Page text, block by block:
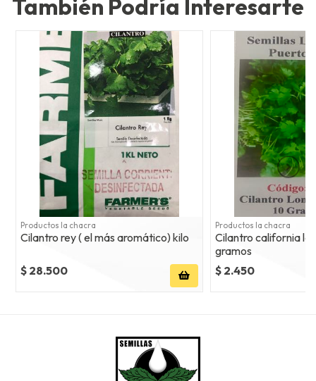
También Podría Interesarte
Productos la chacra
Cilantro rey ( el más aromático) kilo
$ 28.500
Productos la chacra
Cilantro california
gramos
$ 2.450